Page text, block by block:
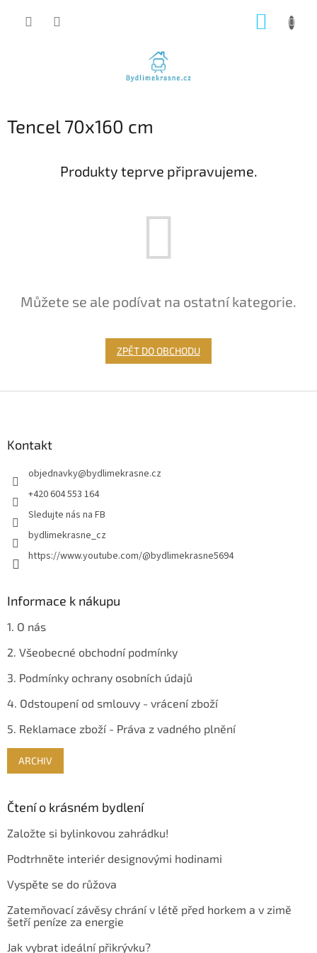
Tencel 70x160 cm
Produkty teprve připravujeme.
Můžete se ale podívat na ostatní kategorie.
ZPĚT DO OBCHODU
Kontakt
objednavky@bydlimekrasne.cz
+420 604 553 164
Sledujte nás na FB
bydlimekrasne_cz
https://www.youtube.com/@bydlimekrasne5694
Informace k nákupu
1. O nás
2. Všeobecné obchodní podmínky
3. Podmínky ochrany osobních údajů
4. Odstoupení od smlouvy - vrácení zboží
5. Reklamace zboží - Práva z vadného plnění
ARCHIV
Čtení o krásném bydlení
Založte si bylinkovou zahrádku!
Podtrhněte interiér designovými hodinami
Vyspěte se do růžova
Zatemňovací závěsy chrání v létě před horkem a v zimě
šetří peníze za energie
Jak vybrat ideální přikrývku?